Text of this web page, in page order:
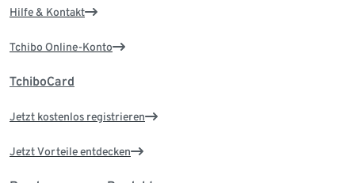
Hilfe & Kontakt
Tchibo Online-Konto
TchiboCard
Jetzt kostenlos registrieren
Jetzt Vorteile entdecken